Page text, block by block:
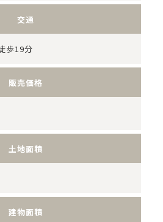
交通
歩19分
販売価格
土地面積
建物面積